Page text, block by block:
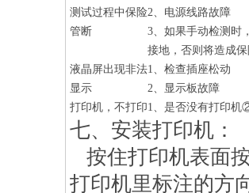
测试过程中保险
管断
2、电源线路故障
3、如果手动检测时
接地，否则将造成
液晶屏出现非法
显示
1、检查插座松动
2、显示板故障
打印机，不打印1、是否没有打印机
七、安装打印机：
按住打印机表面
打印机里标注的方